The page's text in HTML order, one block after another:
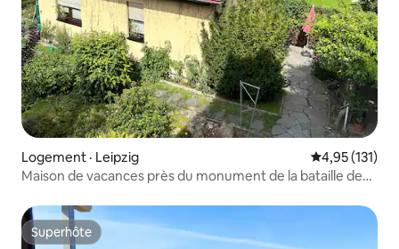
Logement · Leipzig Note
4,95 (131)
Maison de vacances près du monument de la bataille des
Superhôte
Superhôte